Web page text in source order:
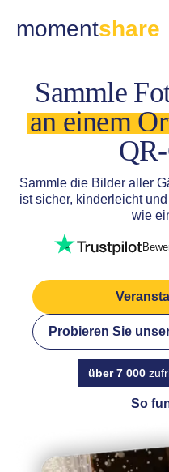
momentshare
Sammle
an einem
Sammle die Bilder aller
ist sicher, kinderleicht
wie
Probieren Sie
über 7 000
So